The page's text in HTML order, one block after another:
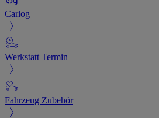
Carlog
Werkstatt Termin
Fahrzeug Zubehör